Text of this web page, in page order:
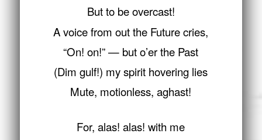
But to be overcast!
A voice from out the Future cries,
“On! on!” — but o’er the Past
(Dim gulf!) my spirit hovering lies
Mute, motionless, aghast!
For, alas! alas! with me